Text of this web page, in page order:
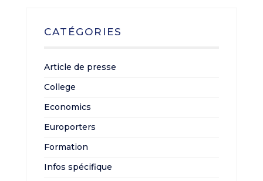
CATÉGORIES
Article de presse
College
Economics
Europorters
Formation
Infos spécifique